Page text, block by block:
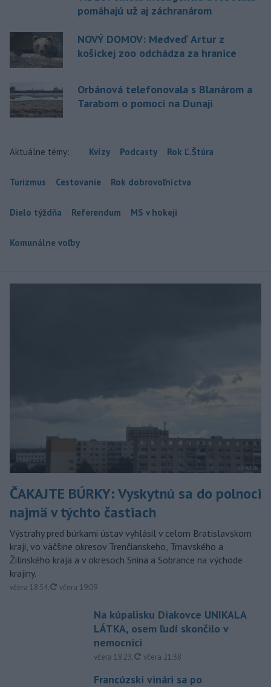
pomáhajú už aj záchranárom
NOVÝ DOMOV: Medveď Artur z
košickej zoo odchádza za hranice
Orbánová telefonovala s Blanárom a
Tarabom o pomoci na Dunaji
Aktuálne témy: Kvízy Podcasty Rok Ľ.Štúra
Turizmus Cestovanie Rok dobrovoľníctva
Dielo týždňa Referendum MS v hokeji
Komunálne voľby
ČAKAJTE BÚRKY: Vyskytnú sa do polnoci
najmä v týchto častiach
Výstrahy pred búrkami ústav vyhlásil v celom Bratislavskom
kraji, vo väčšine okresov Trenčianskeho, Trnavského a
Žilinského kraja a v okresoch Snina a Sobrance na východe
krajiny.
včera 18:54, aktualizované
včera 19:09
Na kúpalisku Diakovce UNIKALA
LÁTKA, osem ľudí skončilo v
nemocnici
včera 18:23, aktualizované
včera 21:38
Francúzski vinári sa po